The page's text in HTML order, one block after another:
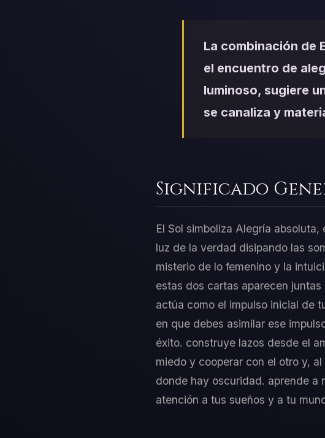
La combinación de
el encuentro de
luminoso, sugiere
se canaliza y
Significado
El Sol simboliza Alegría
luz de la verdad disipando las
misterio de lo femenino y la
estas dos cartas aparecen
actúa como el impulso inicial de
en que debes asimilar ese
éxito. construye lazos desde el
miedo y cooperar con el otro y,
donde hay oscuridad. aprende a
atención a tus sueños y a tu